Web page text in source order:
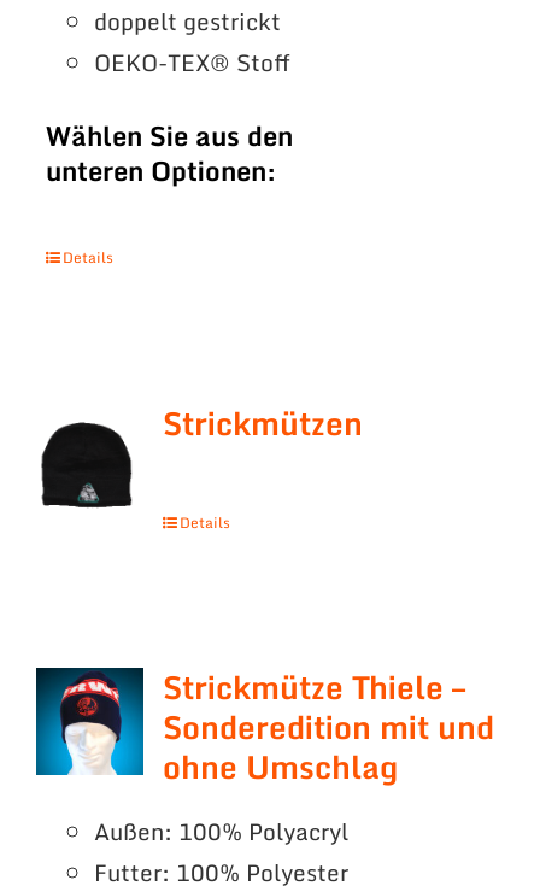
doppelt gestrickt
OEKO-TEX® Stoff
Wählen Sie aus den
unteren Optionen:
Details
Strickmützen
Details
Strickmütze Thiele –
Sonderedition mit und
ohne Umschlag
Außen: 100% Polyacryl
Futter: 100% Polyester